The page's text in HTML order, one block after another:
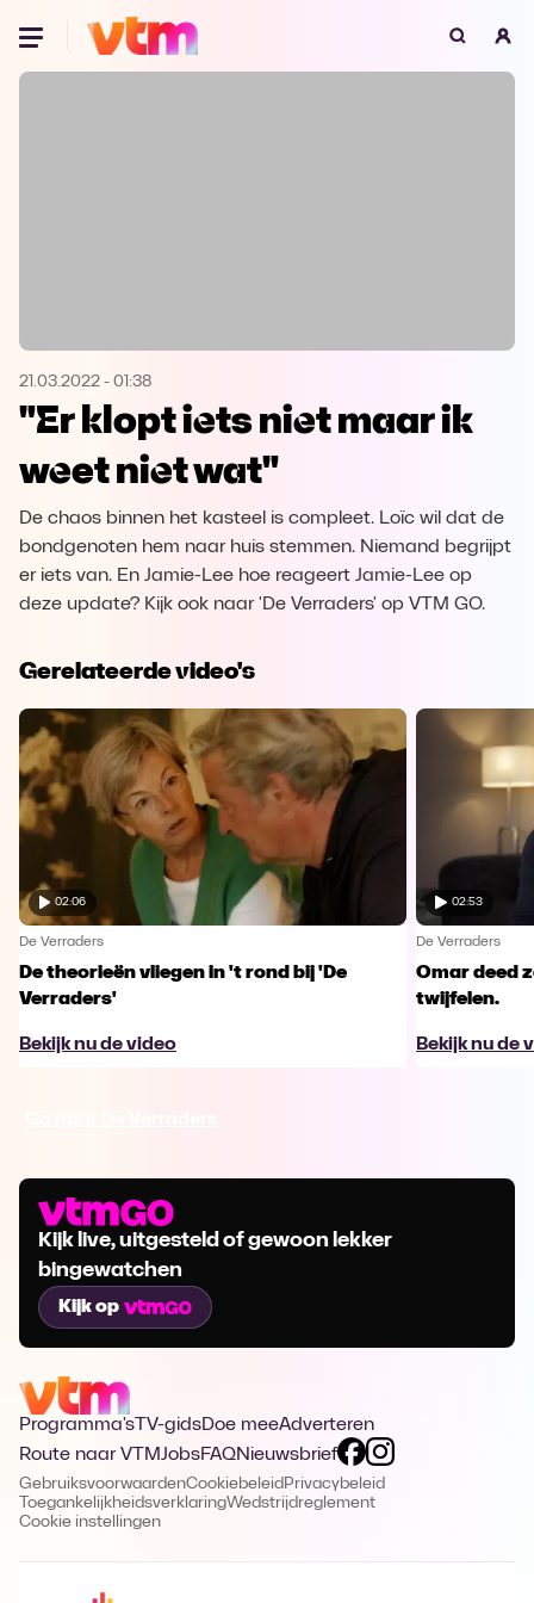
Oeps, browser niet ondersteund
Microsoft Edge Download
Opera
21.03.2022 - 01:38
"Er klopt iets niet maar ik
weet niet wat"
De chaos binnen het kasteel is compleet. Loïc wil dat de
bondgenoten hem naar huis stemmen. Niemand begrijpt
er iets van. En Jamie-Lee hoe reageert Jamie-Lee op
deze update? Kijk ook naar 'De Verraders' op VTM GO.
Gerelateerde video's
02:06
De Verraders
De theorieën vliegen in 't rond bij 'De
Verraders'
Bekijk nu de video
02:53
De Verraders
Omar deed
twijfelen.
Bekijk nu de
Kijk live, uitgesteld of gewoon lekker
bingewatchen
Kijk op
Programma's TV-gidsDoe meeAdverteren
Route naar VTMJobsFAQNieuwsbrief
GebruiksvoorwaardenCookiebeleid Privacybeleid
ToegankelijkheidsverklaringWedstrijdreglement
Cookie instellingen